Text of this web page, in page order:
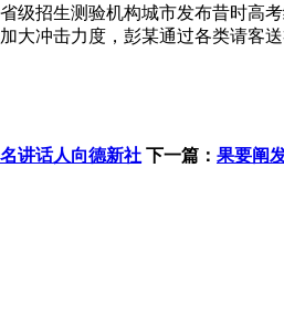
级招生测验机构城市发布昔时高
大冲击力度，彭某通过各类请客
讲话人向德新社 下一篇： 果要阐